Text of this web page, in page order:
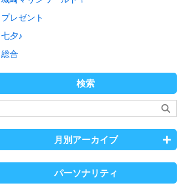
プレゼント
七夕♪
総合
検索
月別アーカイブ
パーソナリティ